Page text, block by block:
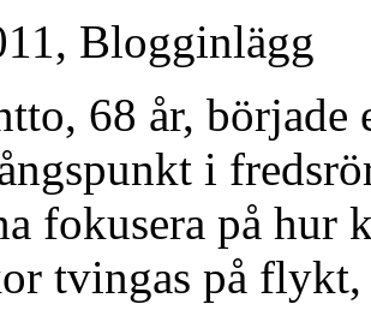
Blogginlägg
68 år, började
i
fokusera på hur
tvingas på flykt,